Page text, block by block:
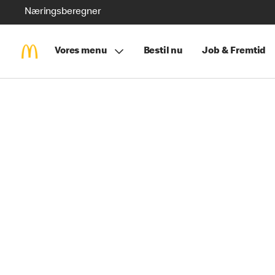
Næringsberegner
Vores menu Bestil nu Job & Fremtid